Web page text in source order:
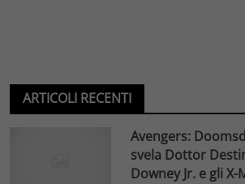
ARTICOLI RECENTI
Avengers:
svela Dottor
Downey Jr. e gli X-